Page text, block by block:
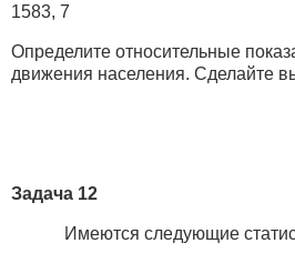
1583, 7
Определите относительные
движения населения. Сделайте
Задача 12
Имеются следующие